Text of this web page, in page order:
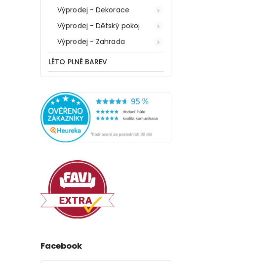
Výprodej - Dekorace
Výprodej - Dětský pokoj
Výprodej - Zahrada
LÉTO PLNÉ BAREV
Facebook